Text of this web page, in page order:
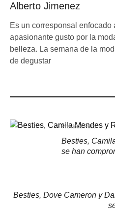
Alberto Jimenez
Es un corresponsal enfocado
apasionante gusto por la
belleza. La semana de la
de degustar
Previous Post
Besties,
se han
Besties, Dove Cameron y